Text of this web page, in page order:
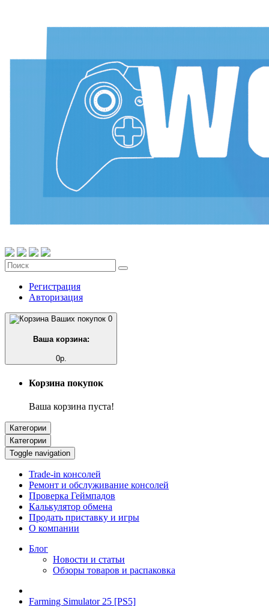
Регистрация
Авторизация
0
Ваша корзина:
0р.
Корзина покупок
Ваша корзина пуста!
Категории
Категории
Toggle navigation
Trade-in консолей
Ремонт и обслуживание консолей
Проверка Геймпадов
Калькулятор обмена
Продать приставку и игры
О компании
Блог
Новости и статьи
Обзоры товаров и распаковка
Farming Simulator 25 [PS5]